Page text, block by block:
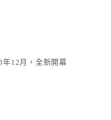
年12月，全新開幕